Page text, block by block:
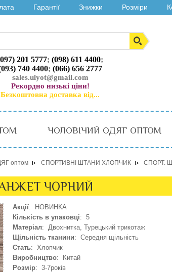
Гарантії Знижки Розміри
201 5777; (098) 611 4400;
740 4400; (066) 656 2777
sales.ulyot@gmail.com
Рекордно низькі ціни!
Безкоштовна доставка від...
ЧОЛОВІЧИЙ ОДЯГ ОПТОМ
оптом СПОРТИВНІ ШТАНИ ХЛОПЧИК СПОРТ.
ЧОРНИЙ
Акції: НОВИНКА
Кількість в упаковці: 5
Матеріал: Двохнитка, Турецький трикотаж
Щільність тканини: Середня щільність
Стать: Хлопчик
Виробництво: Китай
Розмір: 3-7років